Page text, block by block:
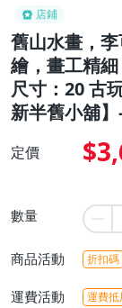
店鋪
舊山水畫，
繪，畫工精
尺寸：20 古
新半舊小舖
定價
數量
商品活動 折扣碼
運費活動 運費抵